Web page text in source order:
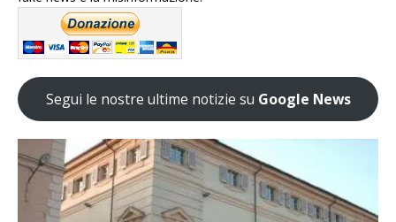
Segui le nostre ultime notizie su Google News